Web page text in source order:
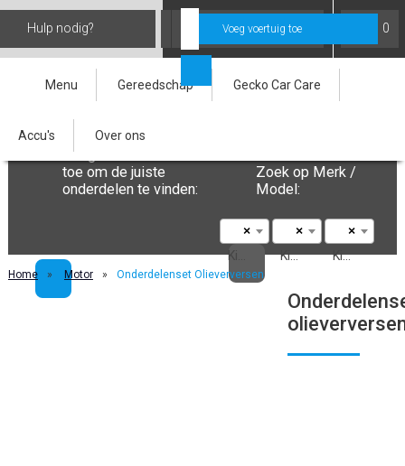
Voeg voertuig toe
Hulp nodig? Inloggen 0
Menu Gereedschap Gecko Car Care
Accu's Over ons
Voeg uw kenteken
toe om de juiste
onderdelen te vinden:
Zoek op Merk /
Model:
×
×
Kies eerst merk
×
Kies eerst merk en model
Home » Motor » Onderdelenset Olieverversen